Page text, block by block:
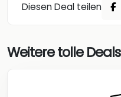
Diesen Deal teilen
Weitere tolle Deals